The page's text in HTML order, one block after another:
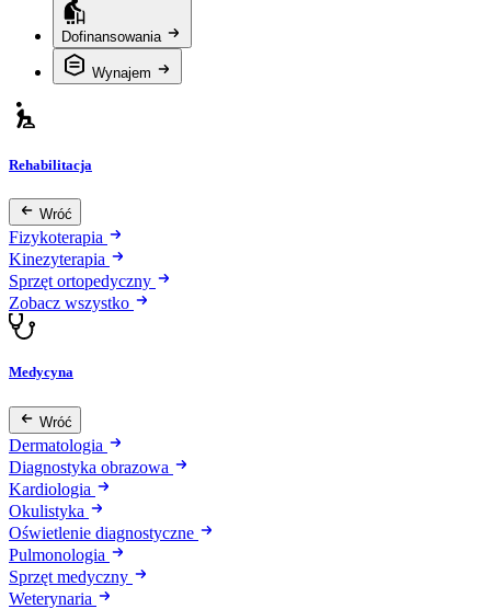
Dofinansowania
Wynajem
Rehabilitacja
Wróć
Fizykoterapia
Kinezyterapia
Sprzęt ortopedyczny
Zobacz wszystko
Medycyna
Wróć
Dermatologia
Diagnostyka obrazowa
Kardiologia
Okulistyka
Oświetlenie diagnostyczne
Pulmonologia
Sprzęt medyczny
Weterynaria